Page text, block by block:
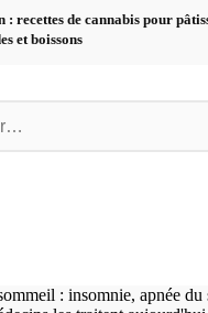
: recettes de cannabis pour
et boissons
grâce
ciblé